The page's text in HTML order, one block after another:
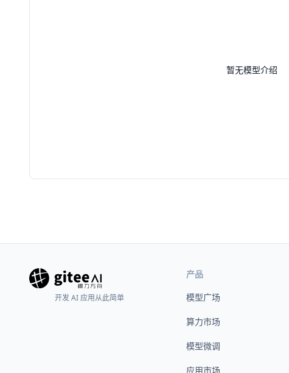
暂无模型介绍
开发 AI 应用从此简单
产品
模型广场
算力市场
模型微调
应用市场